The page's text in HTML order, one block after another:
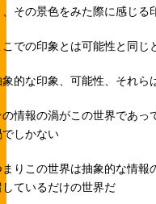
、その景色をみた際に感じる
こでの印象とは可能性と同じ
象的な印象、可能性、それら
の情報の渦がこの世界であっ
でしかない
まりこの世界は抽象的な情報
しているだけの世界だ